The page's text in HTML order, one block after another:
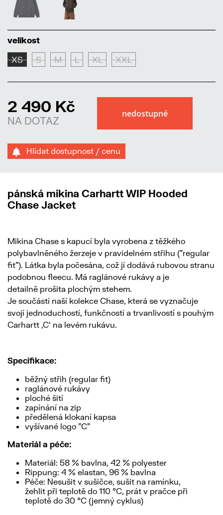
velikost
XS S M L XL XXL
2 490 Kč
NA DOTAZ
Hlídat dostupnost / cenu
pánská mikina Carhartt WIP Hooded
Chase Jacket
Mikina Chase s kapucí byla vyrobena z těžkého
polybavlněného žerzeje v pravidelném střihu ("regular
fit"). Látka byla počesána, což jí dodává rubovou stranu
podobnou fleecu. Má raglánové rukávy a je
detailně prošita plochým stehem.
Je součástí naší kolekce Chase, která se vyznačuje
svojí jednoduchostí, funkčností a trvanlivostí s pouhým
Carhartt ‚C‘ na levém rukávu.
Specifikace:
běžný střih (regular fit)
raglánové rukávy
ploché šití
zapínání na zip
předělená klokaní kapsa
vyšívané logo "C"
Materiál a péče:
Materiál: 58 % bavlna, 42 % polyester
Rippung: 4 % elastan, 96 % bavlna
Péče: Nesušit v sušičce, sušit na ramínku,
žehlit při teplotě do 110 °C, prát v pračce při
teplotě do 30 °C (jemný cyklus)